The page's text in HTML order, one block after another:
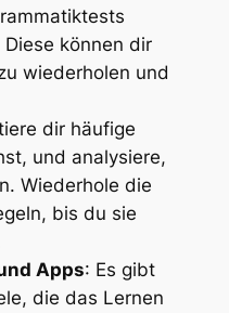
können dir
wiederholen und
dir häufige
und analysiere,
Wiederhole die
bis du sie
Apps: Es gibt
die das Lernen